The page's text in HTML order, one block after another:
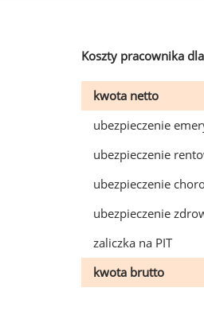
Koszty pracownika
kwota netto
ubezpieczenie
ubezpieczenie
ubezpieczenie
ubezpieczenie
zaliczka na PIT
kwota brutto